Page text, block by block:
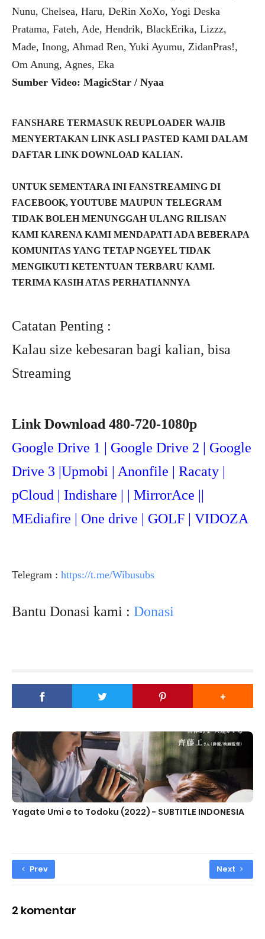
Nunu, Chelsea, Haru, DeRin XoXo, Yogi Deska
Pratama, Fateh, Ade, Hendrik, BlackErika, Lizzz,
Made, Inong, Ahmad Ren, Yuki Ayumu, ZidanPras!,
Om Anung, Agnes, Eka
Sumber Video: MagicStar / Nyaa
FANSHARE TERMASUK REUPLOADER WAJIB
MENYERTAKAN LINK ASLI PASTED KAMI DALAM
DAFTAR LINK DOWNLOAD KALIAN.
UNTUK SEMENTARA INI FANSTREAMING DI
FACEBOOK, YOUTUBE MAUPUN TELEGRAM
TIDAK BOLEH MENUNGGAH ULANG RILISAN
KAMI KARENA KAMI MENDAPATI ADA BEBERAPA
KOMUNITAS YANG TETAP NGEYEL TIDAK
MENGIKUTI KETENTUAN TERBARU KAMI.
TERIMA KASIH ATAS PERHATIANNYA
Catatan Penting :
Kalau size kebesaran bagi kalian, bisa
Streaming
Link Download 480-720-1080p
Google Drive 1 | Google Drive 2 | Google
Drive 3 |Upmobi | Anonfile | Racaty |
pCloud | Indishare | | MirrorAce ||
MEdiafire | One drive | GOLF | VIDOZA
Telegram : https://t.me/Wibusubs
Bantu Donasi kami : Donasi
Yagate Umi e to Todoku (2022) - SUBTITLE INDONESIA
Prev Next
2 komentar